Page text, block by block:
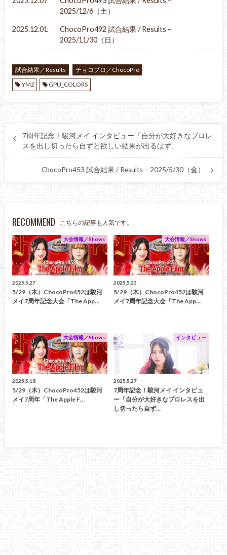
2025/12/6（土）
2025.12.01
ChocoPro492 試合結果 / Results –
2025/11/30（日）
試合結果／Results
チョコプロ／ChocoPro
YMZ
GPU_COLORS
7周年記念！駿河メイ インタビュー「自分が大好きなプロレ
スを出し切ったら自ずと欲しい結果が出るはず」
ChocoPro453 試合結果 / Results – 2025/5/30（金）
RECOMMEND こちらの記事も人気です。
大会情報／Shows
2025.5.27
5/29（木）ChocoPro452は駿河
メイ7周年記念大会「The App…
大会情報／Shows
2025.5.23
5/29（木）ChocoPro452は駿河
メイ7周年記念大会「The App…
大会情報／Shows
2025.5.18
5/29（木）ChocoPro452は駿河
メイ7周年「The Apple F…
インタビュー
2025.5.27
7周年記念！駿河メイ インタビュ
ー「自分が大好きなプロレスを出
し切ったら自ず…